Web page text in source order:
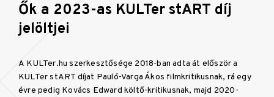
Ők a 2023-as KULTer stART díj
jelöltjei
A KULTer.hu szerkesztősége 2018-ban adta át először a
KULTer stART díjat Pauló-Varga Ákos filmkritikusnak, rá egy
évre pedig Kovács Edward költő-kritikusnak, majd 2020-